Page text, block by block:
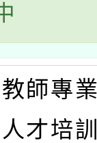
師專
才培